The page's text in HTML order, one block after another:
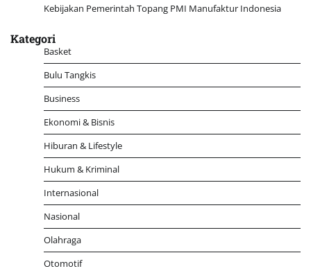
Kebijakan Pemerintah Topang PMI Manufaktur Indonesia
Kategori
Basket
Bulu Tangkis
Business
Ekonomi & Bisnis
Hiburan & Lifestyle
Hukum & Kriminal
Internasional
Nasional
Olahraga
Otomotif